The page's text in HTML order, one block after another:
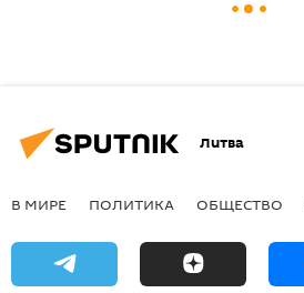
Литва
В МИРЕ ПОЛИТИКА ОБЩЕСТВО